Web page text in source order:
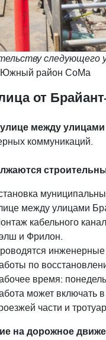
следующего
Южный район СоМа
от
между
коммуникаций.
между улицами
кабельного
и Фрилон.
по
время:
может включать
части и
на дорожное